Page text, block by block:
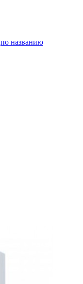
по названию